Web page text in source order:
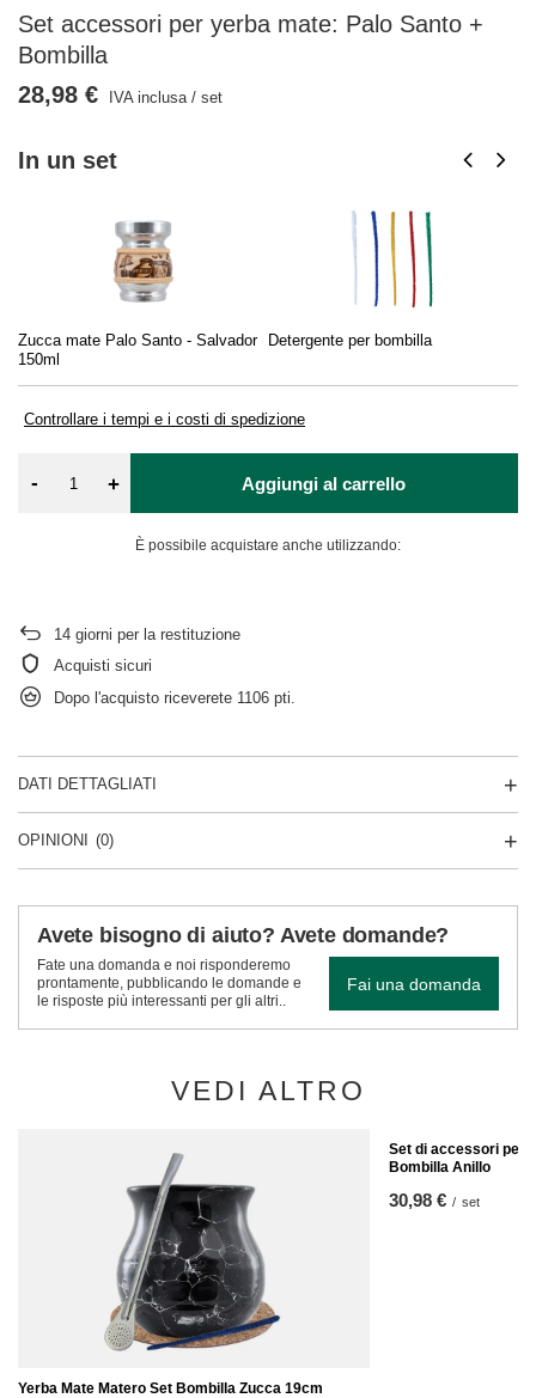
Set accessori per yerba mate: Palo Santo +
Bombilla
In un set
Zucca mate Palo Santo - Salvador
150ml
Detergente per bombilla
Controllare i tempi e i costi di spedizione
28,98 € IVA inclusa/ set
- + Aggiungi al carrello
È possibile acquistare anche utilizzando:
14 giorni per la restituzione
Acquisti sicuri
Dopo l'acquisto riceverete 1106 pti.
DATI DETTAGLIATI
OPINIONI (0)
Avete bisogno di aiuto? Avete domande?
Fate una domanda e noi risponderemo
prontamente, pubblicando le domande e
le risposte più interessanti per gli altri..
Fai una domanda
VEDI ALTRO
Yerba Mate Matero Set Bombilla Zucca 19cm
Set di accessori per
Bombilla Anillo
30,98 € / set